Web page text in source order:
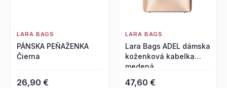
LARA BAGS
PÁNSKA PEŇAŽENKA
Čierna
26,90 €
LARA BAGS
Lara Bags ADEL dámska
koženková kabelka
medená
47,60 €